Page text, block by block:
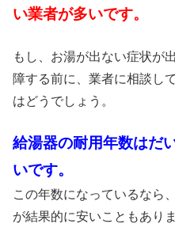
い業者が多いです。
もし、お湯が出ない症状が
障する前に、業者に相談し
はどうでしょう。
給湯器の耐用年数はだ
いです。
この年数になっているなら
が結果的に安いこともありま